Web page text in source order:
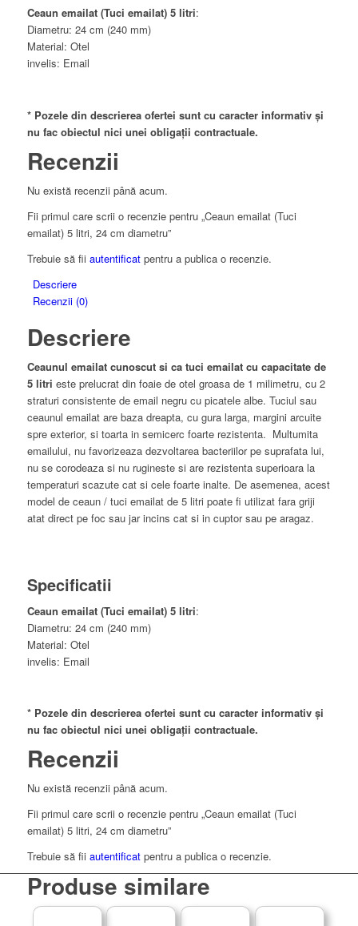
Ceaun emailat (Tuci emailat) 5 litri:
Diametru: 24 cm (240 mm)
Material: Otel
invelis: Email
* Pozele din descrierea ofertei sunt cu caracter informativ și
nu fac obiectul nici unei obligații contractuale.
Recenzii
Nu există recenzii până acum.
Fii primul care scrii o recenzie pentru „Ceaun emailat (Tuci
emailat) 5 litri, 24 cm diametru”
Trebuie să fii autentificatpentru a publica o recenzie.
Descriere
Recenzii (0)
Descriere
Ceaunul emailat cunoscut si ca tuci emailat cu capacitate de
5 litri este prelucrat din foaie de otel groasa de 1 milimetru, cu 2
straturi consistente de email negru cu picatele albe. Tuciul sau
ceaunul emailat are baza dreapta, cu gura larga, margini arcuite
spre exterior, si toarta in semicerc foarte rezistenta. Multumita
emailului, nu favorizeaza dezvoltarea bacteriilor pe suprafata lui,
nu se corodeaza si nu rugineste si are rezistenta superioara la
temperaturi scazute cat si cele foarte inalte. De asemenea, acest
model de ceaun / tuci emailat de 5 litri poate fi utilizat fara griji
atat direct pe foc sau jar incins cat si in cuptor sau pe aragaz.
Specificatii
Ceaun emailat (Tuci emailat) 5 litri:
Diametru: 24 cm (240 mm)
Material: Otel
invelis: Email
* Pozele din descrierea ofertei sunt cu caracter informativ și
nu fac obiectul nici unei obligații contractuale.
Recenzii
Nu există recenzii până acum.
Fii primul care scrii o recenzie pentru „Ceaun emailat (Tuci
emailat) 5 litri, 24 cm diametru”
Trebuie să fii autentificatpentru a publica o recenzie.
Produse similare